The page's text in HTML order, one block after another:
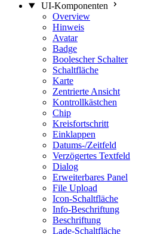
UI-Komponenten
Overview
Hinweis
Avatar
Badge
Boolescher Schalter
Schaltfläche
Karte
Zentrierte Ansicht
Kontrollkästchen
Chip
Kreisfortschritt
Einklappen
Datums-/Zeitfeld
Verzögertes Textfeld
Dialog
Erweiterbares Panel
File Upload
Icon-Schaltfläche
Info-Beschriftung
Beschriftung
Lade-Schaltfläche